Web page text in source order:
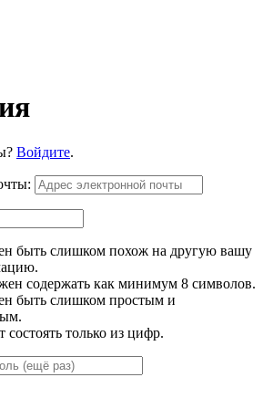
Войдите.
быть слишком похож на другую вашу
содержать как минимум 8 символов.
быть слишком простым и
только из цифр.